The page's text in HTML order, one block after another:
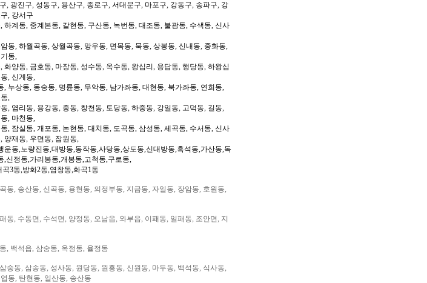
, 광진구, 성동구, 용산구, 종로구, 서대문구, 마포구, 강동구, 송파구, 강
, 강서구
계동, 중계본동, 갈현동, 구산동, 녹번동, 대조동, 불광동, 수색동, 신사
동, 하월곡동, 상월곡동, 망우동, 면목동, 묵동, 상봉동, 신내동, 중화동,
동,
양동, 금호동, 마장동, 성수동, 옥수동, 왕십리, 용답동, 행당동, 하왕십
, 신계동,
누상동, 동숭동, 명륜동, 무악동, 남가좌동, 대현동, 북가좌동, 연희동,
,
, 염리동, 용강동, 중동, 창천동, 토당동, 하중동, 강일동, 고덕동, 길동,
, 마천동,
, 잠실동, 개포동, 논현동, 대치동, 도곡동, 삼성동, 세곡동, 수서동, 신사
양재동, 우면동, 잠원동,
동,노량진동,대방동,동작동,사당동,상도동,신대방동,흑석동,가산동,독
신정동,가리봉동,개봉동,고척동,구로동,
3동,방화2동,염창동,화곡1동
동, 송산동, 신곡동, 용현동, 의정부동, 지금동, 자일동, 장암동, 호원동,
, 수동면, 수석면, 양정동, 오남읍, 와부읍, 이패동, 일패동, 조안면, 지
, 백석읍, 삼숭동, 옥정동, 율정동
숭동, 삼송동, 성사동, 원당동, 원흥동, 신원동, 마두동, 백석동, 식사동,
동, 탄현동, 일산동, 송산동